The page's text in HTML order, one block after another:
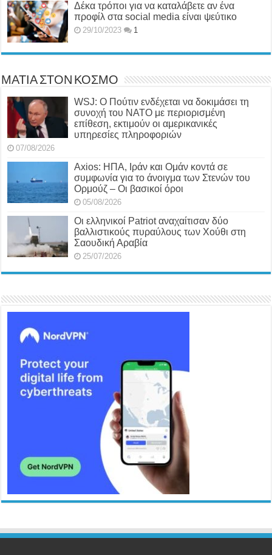
Δέκα τρόποι για να καταλάβετε αν ένα
προφίλ στα social media είναι ψεύτικο
29/10/2023 1
ΜΑΤΙΑ ΣΤΟΝ ΚΟΣΜΟ
WSJ: Ο Πούτιν ενδέχεται να δοκιμάσει τη
συνοχή του ΝΑΤΟ με περιορισμένη
επίθεση, εκτιμούν οι αμερικανικές
υπηρεσίες πληροφοριών
07/08/2026
Axios: ΗΠΑ, Ιράν και Ομάν κοντά σε
συμφωνία για το άνοιγμα των Στενών του
Ορμούζ – Οι βασικοί όροι
05/08/2026
Οι ελληνικοί Patriot αναχαίτισαν δύο
βαλλιστικούς πυραύλους των Χούθι στη
Σαουδική Αραβία
25/07/2026